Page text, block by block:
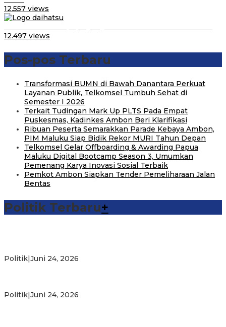
12.557 views
12.497 views
Pos-pos Terbaru
Transformasi BUMN di Bawah Danantara Perkuat
Layanan Publik, Telkomsel Tumbuh Sehat di
Semester I 2026
Terkait Tudingan Mark Up PLTS Pada Empat
Puskesmas, Kadinkes Ambon Beri Klarifikasi
Ribuan Peserta Semarakkan Parade Kebaya Ambon,
PIM Maluku Siap Bidik Rekor MURI Tahun Depan
Telkomsel Gelar Offboarding & Awarding Papua
Maluku Digital Bootcamp Season 3, Umumkan
Pemenang Karya Inovasi Sosial Terbaik
Pemkot Ambon Siapkan Tender Pemeliharaan Jalan
Bentas
Politik Terbaru+
Politik Juni 24, 2026
Politik Juni 24, 2026